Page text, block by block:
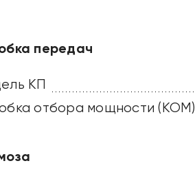
передач
КП
отбора мощности (КОМ)